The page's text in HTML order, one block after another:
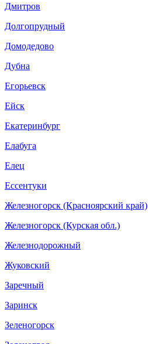
Дмитров
Долгопрудный
Домодедово
Дубна
Егорьевск
Ейск
Екатеринбург
Елабуга
Елец
Ессентуки
Железногорск (Красноярский край)
Железногорск (Курская обл.)
Железнодорожный
Жуковский
Заречный
Заринск
Зеленогорск